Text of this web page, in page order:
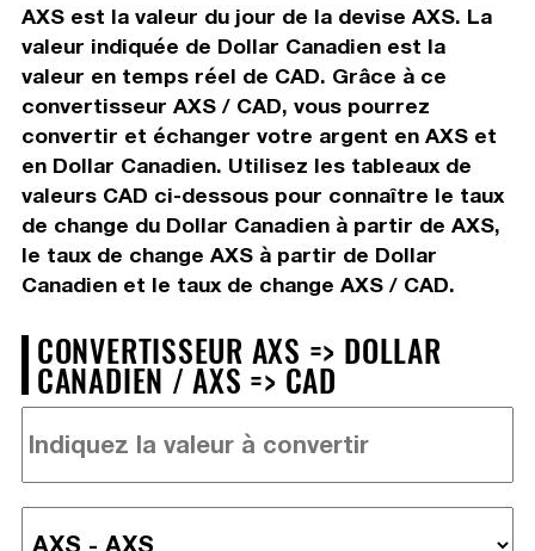
AXS est la valeur du jour de la devise AXS. La
valeur indiquée de Dollar Canadien est la
valeur en temps réel de CAD. Grâce à ce
convertisseur AXS / CAD, vous pourrez
convertir et échanger votre argent en AXS et
en Dollar Canadien. Utilisez les tableaux de
valeurs CAD ci-dessous pour connaître le taux
de change du Dollar Canadien à partir de AXS,
le taux de change AXS à partir de Dollar
Canadien et le taux de change AXS / CAD.
CONVERTISSEUR AXS => DOLLAR
CANADIEN / AXS => CAD